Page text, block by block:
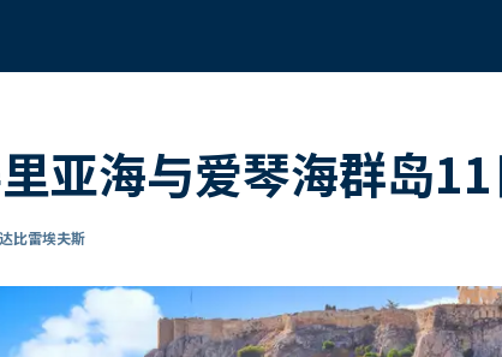
亚海与爱琴海群岛
比雷埃夫斯